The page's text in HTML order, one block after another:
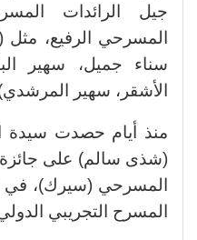
جيل الرائدات
المسرحي الرفيع، مثل
سناء جميل، سهير
الأشقر، سهير
منذ أيام حصدت سيدة
(شذى سالم) على
المسرح التجريبي